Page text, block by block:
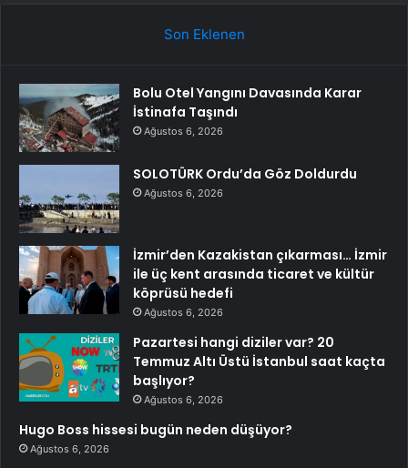
Son Eklenen
Bolu Otel Yangını Davasında Karar
İstinafa Taşındı
Ağustos 6, 2026
SOLOTÜRK Ordu’da Göz Doldurdu
Ağustos 6, 2026
İzmir’den Kazakistan çıkarması… İzmir
ile üç kent arasında ticaret ve kültür
köprüsü hedefi
Ağustos 6, 2026
Pazartesi hangi diziler var? 20
Temmuz Altı Üstü İstanbul saat kaçta
başlıyor?
Ağustos 6, 2026
Hugo Boss hissesi bugün neden düşüyor?
Ağustos 6, 2026